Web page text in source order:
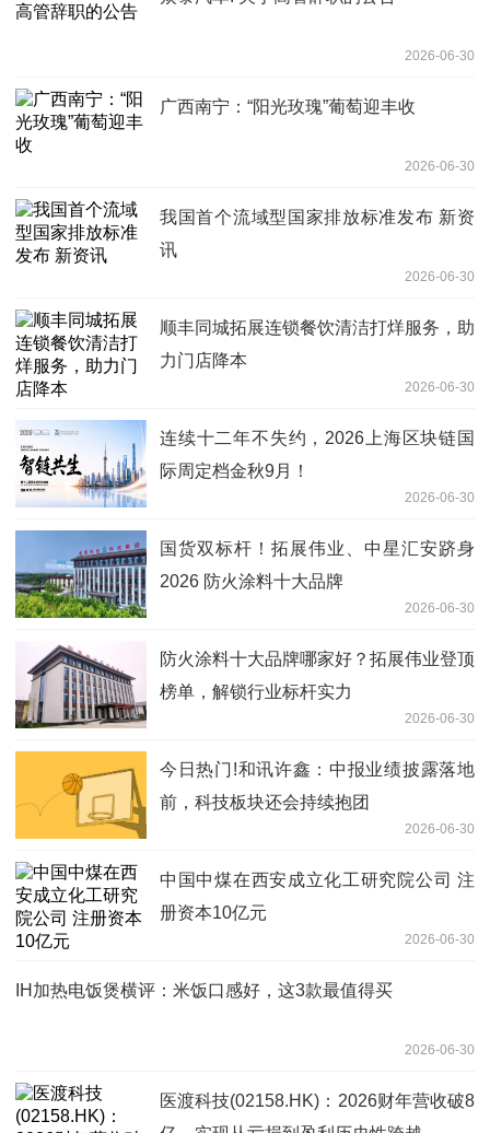
2026-06-30
广西南宁：“阳光玫瑰”葡萄迎丰收
2026-06-30
我国首个流域型国家排放标准发布 新资
讯
2026-06-30
顺丰同城拓展连锁餐饮清洁打烊服务，助
力门店降本
2026-06-30
连续十二年不失约，2026上海区块链国
际周定档金秋9月！
2026-06-30
国货双标杆！拓展伟业、中星汇安跻身
2026 防火涂料十大品牌
2026-06-30
防火涂料十大品牌哪家好？拓展伟业登顶
榜单，解锁行业标杆实力
2026-06-30
今日热门!和讯许鑫：中报业绩披露落地
前，科技板块还会持续抱团
2026-06-30
中国中煤在西安成立化工研究院公司 注
册资本10亿元
2026-06-30
IH加热电饭煲横评：米饭口感好，这3款最值得买
2026-06-30
医渡科技(02158.HK)：2026财年营收破8